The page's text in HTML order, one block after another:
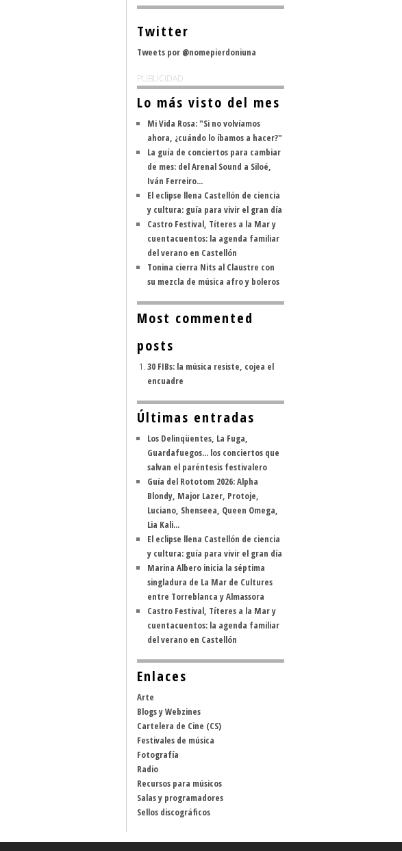
Twitter
Tweets por @nomepierdoniuna
PUBLICIDAD
Lo más visto del mes
Mi Vida Rosa: "Si no volvíamos
ahora, ¿cuándo lo íbamos a hacer?"
La guía de conciertos para cambiar
de mes: del Arenal Sound a Siloé,
Iván Ferreiro...
El eclipse llena Castellón de ciencia
y cultura: guía para vivir el gran día
Castro Festival, Títeres a la Mar y
cuentacuentos: la agenda familiar
del verano en Castellón
Tonina cierra Nits al Claustre con
su mezcla de música afro y boleros
Most commented
posts
30 FIBs: la música resiste, cojea el
encuadre
Últimas entradas
Los Delinqüentes, La Fuga,
Guardafuegos... los conciertos que
salvan el paréntesis festivalero
Guía del Rototom 2026: Alpha
Blondy, Major Lazer, Protoje,
Luciano, Shenseea, Queen Omega,
Lia Kali...
El eclipse llena Castellón de ciencia
y cultura: guía para vivir el gran día
Marina Albero inicia la séptima
singladura de La Mar de Cultures
entre Torreblanca y Almassora
Castro Festival, Títeres a la Mar y
cuentacuentos: la agenda familiar
del verano en Castellón
Enlaces
Arte
Blogs y Webzines
Cartelera de Cine (CS)
Festivales de música
Fotografía
Radio
Recursos para músicos
Salas y programadores
Sellos discográficos